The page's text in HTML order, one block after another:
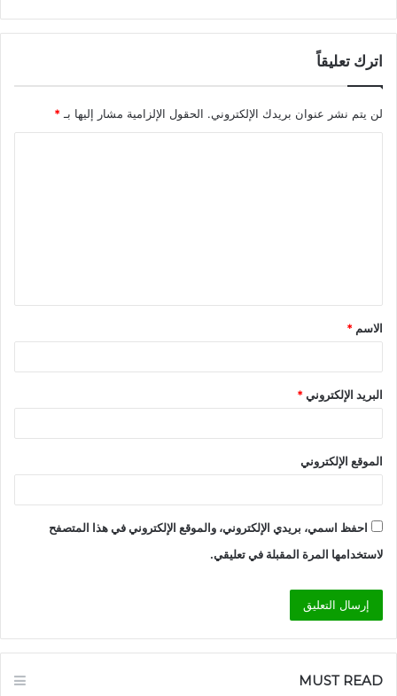
اترك تعليقاً
لن يتم نشر عنوان بريدك الإلكتروني. الحقول الإلزامية مشار إليها بـ *
ق
*
الاسم *
البريد الإلكتروني*
الموقع الإلكتروني
احفظ اسمي، بريدي الإلكتروني، والموقع الإلكتروني في هذا المتصفح
لاستخدامها المرة المقبلة في تعليقي.
MUST READ